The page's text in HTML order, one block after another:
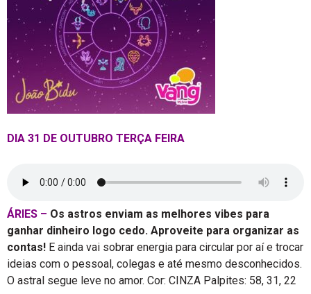
DIA 31 DE OUTUBRO TERÇA FEIRA
ÁRIES – Os astros enviam as melhores vibes para
ganhar dinheiro logo cedo. Aproveite para organizar as
contas! E ainda vai sobrar energia para circular por aí e trocar
ideias com o pessoal, colegas e até mesmo desconhecidos.
O astral segue leve no amor. Cor: CINZA Palpites: 58, 31, 22